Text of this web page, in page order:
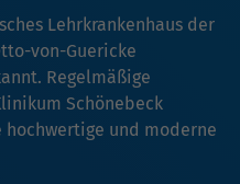
Lehrkrankenhaus der
von-Guericke
Regelmäßige
Schönebeck
und moderne